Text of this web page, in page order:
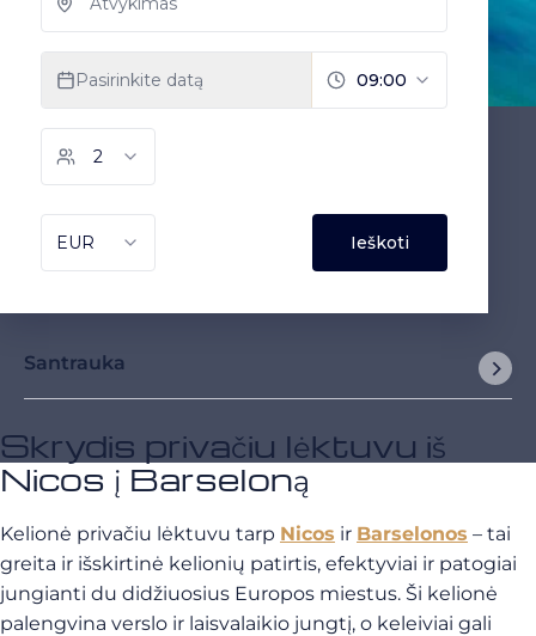
Santrauka
Skrydis privačiu lėktuvu iš
Nicos į Barseloną
Kelionė privačiu lėktuvu tarp Nicos ir Barselonos – tai
greita ir išskirtinė kelionių patirtis, efektyviai ir patogiai
jungianti du didžiuosius Europos miestus. Ši kelionė
palengvina verslo ir laisvalaikio jungtį, o keleiviai gali